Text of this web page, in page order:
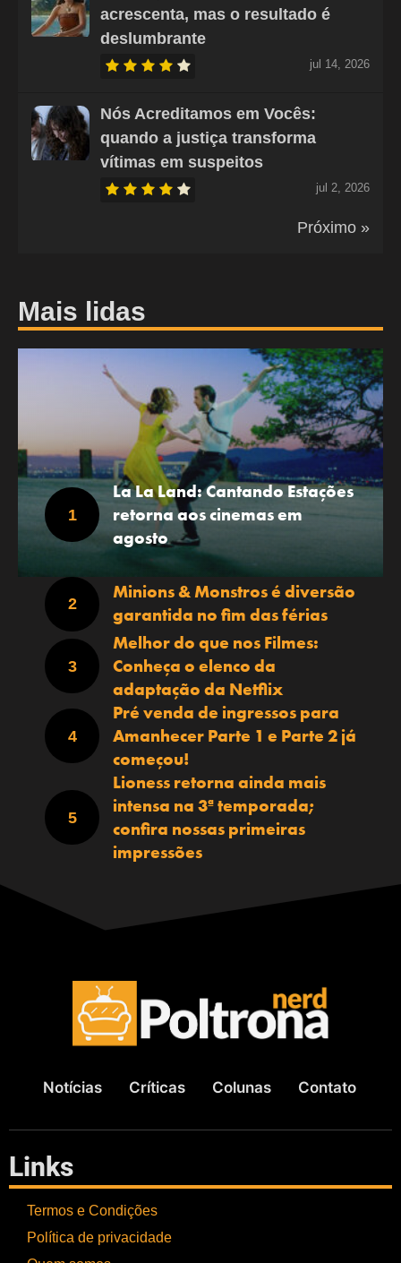
acrescenta, mas o resultado é
deslumbrante
jul 14, 2026
Nós Acreditamos em Vocês:
quando a justiça transforma
vítimas em suspeitos
jul 2, 2026
Próximo »
Mais lidas
La La Land: Cantando Estações
retorna aos cinemas em
agosto
Minions & Monstros é diversão
garantida no fim das férias
Melhor do que nos Filmes:
Conheça o elenco da
adaptação da Netflix
Pré venda de ingressos para
Amanhecer Parte 1 e Parte 2 já
começou!
Lioness retorna ainda mais
intensa na 3ª temporada;
confira nossas primeiras
impressões
Notícias Críticas Colunas Contato
Links
Termos e Condições
Política de privacidade